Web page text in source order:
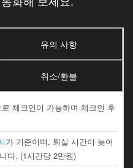
유의 사항
취소/환불
체크인이 가능하며 체크인 후
가 기준이며, 퇴실 시간이 늦어
다. (1시간당 2만원)